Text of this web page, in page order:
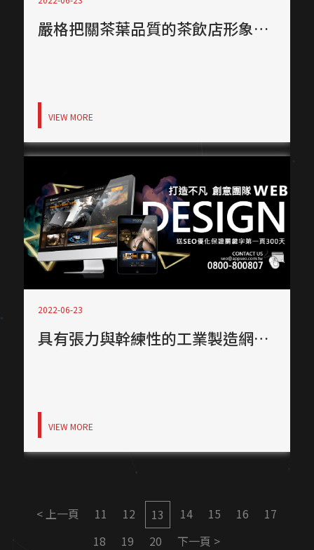
嚴格把關茶葉品質的茶飲店形象網站！
VIEW MORE
2022-06-23
具有張力與幹練性的工業製造網站！
VIEW MORE
< 上一頁 11 12 13 14 15 16
17
18
19 20 下一頁 >